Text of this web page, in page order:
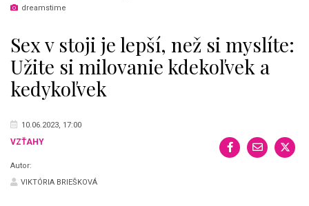
dreamstime
Sex v stoji je lepší, než si myslíte:
Užite si milovanie kdekoľvek a
kedykoľvek
10.06.2023, 17:00
VZŤAHY
Autor:
VIKTÓRIA BRIEŠKOVÁ